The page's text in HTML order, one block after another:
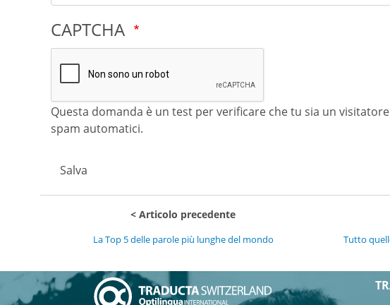
CAPTCHA
Questa domanda è un test per verificare che tu sia un
spam automatici.
Salva
Articolo precedente
La Top 5 delle parole più lunghe del mondo
Tutto